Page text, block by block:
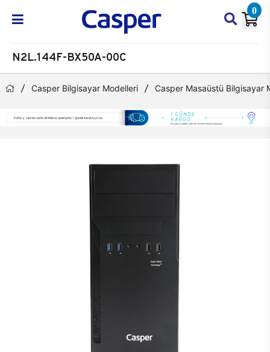
0
N2L.144F-BX50A-00C
Casper Bilgisayar Modelleri Casper Masaüstü Bilgisayar